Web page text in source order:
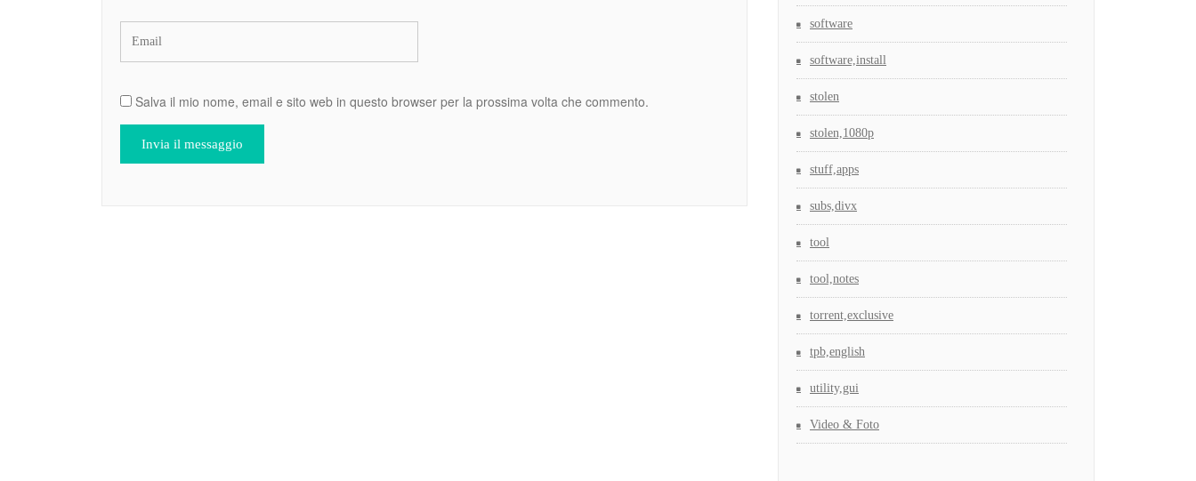
Salva il mio nome, email e sito web in questo browser per la prossima volta che commento.
software
software,install
stolen
stolen,1080p
stuff,apps
subs,divx
tool
tool,notes
torrent,exclusive
tpb,english
utility,gui
Video & Foto